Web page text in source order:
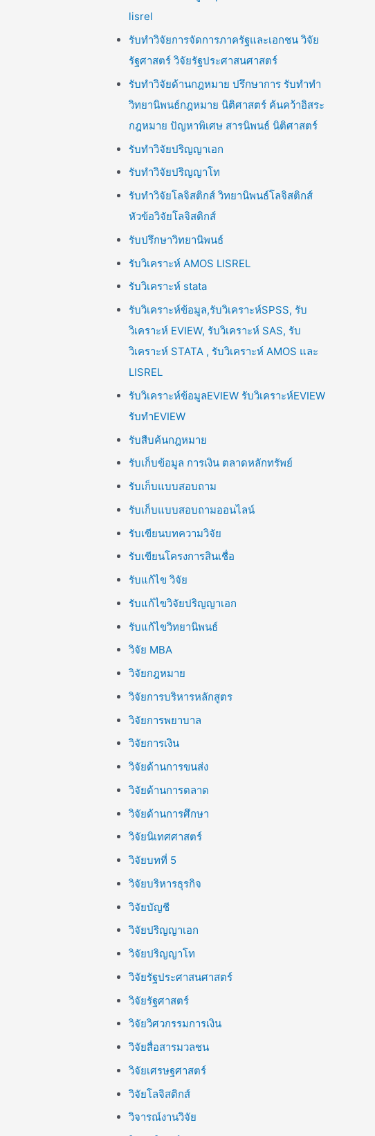
lisrel
รับทำวิจัยการจัดการภาครัฐและเอกชน วิจัย
รัฐศาสตร์ วิจัยรัฐประศาสนศาสตร์
รับทำวิจัยด้านกฎหมาย ปรึกษาการ รับทำทำ
วิทยานิพนธ์กฎหมาย นิติศาสตร์ ค้นคว้าอิสระ
กฎหมาย ปัญหาพิเศษ สารนิพนธ์ นิติศาสตร์
รับทำวิจัยปริญญาเอก
รับทำวิจัยปริญญาโท
รับทำวิจัยโลจิสติกส์ วิทยานิพนธ์โลจิสติกส์
หัวข้อวิจัยโลจิสติกส์
รับปรึกษาวิทยานิพนธ์
รับวิเคราะห์ AMOS LISREL
รับวิเคราะห์ stata
รับวิเคราะห์ข้อมูล,รับวิเคราะห์SPSS, รับ
วิเคราะห์ EVIEW, รับวิเคราะห์ SAS, รับ
วิเคราะห์ STATA , รับวิเคราะห์ AMOS และ
LISREL
รับวิเคราะห์ข้อมูลEVIEW รับวิเคราะห์EVIEW
รับทำEVIEW
รับสืบค้นกฎหมาย
รับเก็บข้อมูล การเงิน ตลาดหลักทรัพย์
รับเก็บแบบสอบถาม
รับเก็บแบบสอบถามออนไลน์
รับเขียนบทความวิจัย
รับเขียนโครงการสินเชื่อ
รับแก้ไข วิจัย
รับแก้ไขวิจัยปริญญาเอก
รับแก้ไขวิทยานิพนธ์
วิจัย MBA
วิจัยกฎหมาย
วิจัยการบริหารหลักสูตร
วิจัยการพยาบาล
วิจัยการเงิน
วิจัยด้านการขนส่ง
วิจัยด้านการตลาด
วิจัยด้านการศึกษา
วิจัยนิเทศศาสตร์
วิจัยบทที่ 5
วิจัยบริหารธุรกิจ
วิจัยบัญชี
วิจัยปริญญาเอก
วิจัยปริญญาโท
วิจัยรัฐประศาสนศาสตร์
วิจัยรัฐศาสตร์
วิจัยวิศวกรรมการเงิน
วิจัยสื่อสารมวลชน
วิจัยเศรษฐศาสตร์
วิจัยโลจิสติกส์
วิจารณ์งานวิจัย